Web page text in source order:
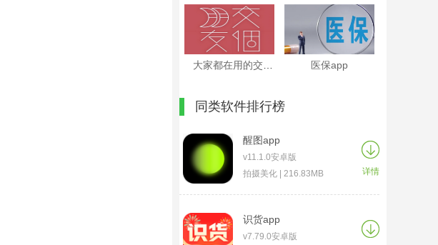
医保app
同类软件排行榜
醒图app
v11.1.0安卓版
拍摄美化 | 216.83MB
详情
识货app
v7.79.0安卓版